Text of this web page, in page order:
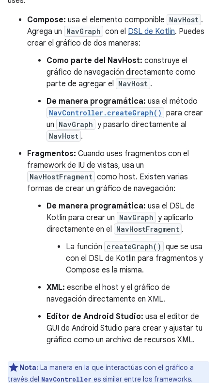
Compose: usa el elemento componible NavHost .
Agrega un NavGraph con el DSL de Kotlin. Puedes
crear el gráfico de dos maneras:
Como parte del NavHost: construye el
gráfico de navegación directamente como
parte de agregar el NavHost .
De manera programática: usa el método
NavController.createGraph() para crear
un NavGraph y pasarlo directamente al
NavHost .
Fragmentos: Cuando uses fragmentos con el
framework de IU de vistas, usa un
NavHostFragment como host. Existen varias
formas de crear un gráfico de navegación:
De manera programática: usa el DSL de
Kotlin para crear un NavGraph y aplicarlo
directamente en el NavHostFragment .
La función createGraph() que se usa
con el DSL de Kotlin para fragmentos y
Compose es la misma.
XML: escribe el host y el gráfico de
navegación directamente en XML.
Editor de Android Studio: usa el editor de
GUI de Android Studio para crear y ajustar tu
gráfico como un archivo de recursos XML.
Nota: La manera en la que interactúas con el gráfico a
través del NavController es similar entre los frameworks.